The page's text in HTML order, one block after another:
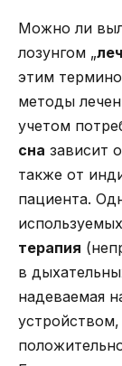
Можно ли
лозунгом „
этим
методы
учетом
сна зависит
также от
пациента.
терапия
в
надеваемая